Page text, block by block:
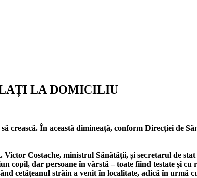
LA DOMICILIU
crească. În această dimineață, conform Direcției de
Costache, ministrul Sănătății, și secretarul de
copil, dar persoane în vârstă – toate fiind testate și
cetăţeanul străin a venit în localitate, adică în urmă